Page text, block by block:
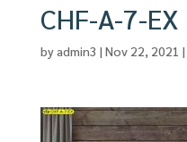
CHF-A-7-EX
byadmin3 | Nov 22, 2021 |